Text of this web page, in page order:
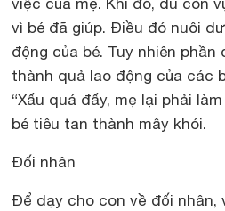
việc của mẹ. Khi đó, dù còn
vì bé đã giúp. Điều đó nuôi
động của bé. Tuy nhiên
thành quả lao động của các
“Xấu quá đấy, mẹ lại phải
bé tiêu tan thành mây khói.
Đối nhân
Để dạy cho con về đối